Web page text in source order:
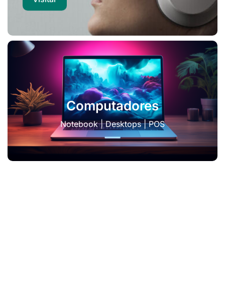
Computadores
Notebook | Desktops | POS